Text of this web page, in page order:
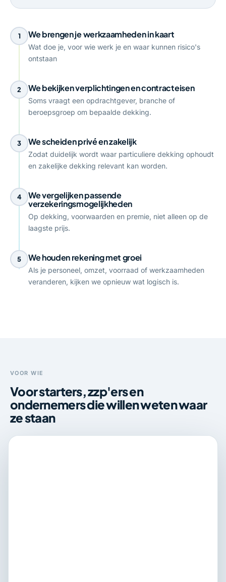
1 We brengen je werkzaamheden in kaart
Wat doe je, voor wie werk je en waar kunnen risico's
ontstaan
2 We bekijken verplichtingen en contracteisen
Soms vraagt een opdrachtgever, branche of
beroepsgroep om bepaalde dekking.
3 We scheiden privé en zakelijk
Zodat duidelijk wordt waar particuliere dekking ophoudt
en zakelijke dekking relevant kan worden.
4
We vergelijken passende
verzekeringsmogelijkheden
Op dekking, voorwaarden en premie, niet alleen op de
laagste prijs.
5 We houden rekening met groei
Als je personeel, omzet, voorraad of werkzaamheden
veranderen, kijken we opnieuw wat logisch is.
VOOR WIE
Voor starters, zzp'ers en
ondernemers die willen weten waar
ze staan